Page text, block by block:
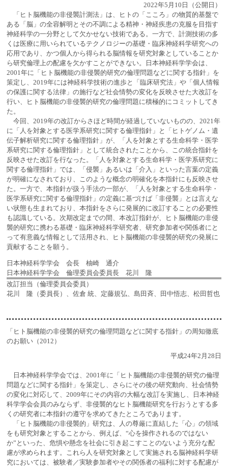
2022年5月10日（公開日）
「ヒト脳機能の非侵襲計測法」は、ヒトの「こころ」の物質的基盤で
ある「脳」の全容解明とその不調による精神・神経疾患の克服を目指す
神経科学の一分野として欠かせない技術である。一方で、計測技術の多
くは医療に用いられているテクノロジーの基礎・臨床神経科学研究への
応用であり、かつ個人から得られる脳情報を研究対象としていることか
ら研究倫理上の配慮を欠かすことができない。日本神経科学学会は、
2001年に「ヒト脳機能の非侵襲的研究の倫理問題などに関する指針」を
策定し、2019年には神経科学技術の進歩と「臨床研究法」や「個人情報
の保護に関する法律」の施行など社会情勢の変化を反映させた大改訂を
行い、ヒト脳機能の非侵襲的研究の倫理問題に積極的にコミットしてき
た。
今回、2019年の改訂からさほど時間が経過していないものの、2021年
に「人を対象とする医学系研究に関する倫理指針」と「ヒトゲノム・遺
伝子解析研究に関する倫理指針」が、「人を対象とする生命科学・医学
系研究に関する倫理指針」として統合されたことから、この統合指針を
反映させた改訂を行なった。「人を対象とする生命科学・医学系研究に
関する倫理指針」では、「侵襲」あるいは「介入」といった言葉の定義
が明確になされており、このような概念の明確化を本指針にも反映させ
た。一方で、本指針が扱う手法の一部が、「人を対象とする生命科学・
医学系研究に関する倫理指針」の定義に基づけば「非侵襲」とは言えな
い状態も生まれており、本指針をさらに発展的に改訂することの必要性
も認識している。次期改定までの間、本改訂指針が、ヒト脳機能の非侵
襲的研究に携わる基礎・臨床神経科学研究者、研究参加者や関係者にと
って有意義な情報として活用され、ヒト脳機能の非侵襲的研究の発展に
貢献することを願う。
日本神経科学学会 会長 柚崎 通介
日本神経科学学会 倫理委員会委員長 花川 隆
改訂担当（倫理委員会委員）
花川 隆（委員長）、佐倉 統、定藤規弘、島田斉、田中悟志、松田哲也
「ヒト脳機能の非侵襲的研究の倫理問題などに関する指針」の周知徹底
のお願い（2012）
平成24年2月28日
日本神経科学学会では、2001年に「ヒト脳機能の非侵襲的研究の倫理
問題などに関する指針」を策定し、さらにその後の研究動向、社会情勢
の変化に対応して、2009年にその内容の大幅な改訂を実施し、日本神経
科学学会会員のみならず、非侵襲的なヒト脳機能研究を行おうとする多
くの研究者に本指針の遵守を求めてきたところであります。
「ヒト脳機能の非侵襲的」研究は、人の尊厳に直結した「心」の領域
をも研究対象とすることから、例えば、“心を操作されるのではない
か”といった、危惧や懸念を社会に引き起こすことのないよう充分な配
慮が求められます。これら人を研究対象として実施される脳神経科学研
究においては、被験者／実験参加者やその関係者の福利に対する配慮が